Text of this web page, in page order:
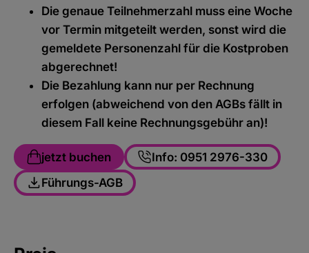
Die genaue Teilnehmerzahl muss eine Woche
vor Termin mitgeteilt werden, sonst wird die
gemeldete Personenzahl für die Kostproben
abgerechnet!
Die Bezahlung kann nur per Rechnung
erfolgen (abweichend von den AGBs fällt in
diesem Fall keine Rechnungsgebühr an)!
jetzt buchen
Info: 0951 2976-330
Führungs-AGB